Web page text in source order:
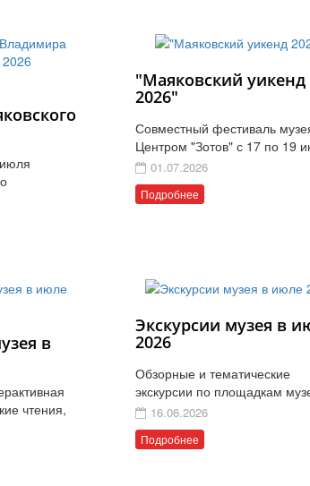
"Маяковский уикенд
2026"
Совместный фестиваль
Центром "Зотов" с 17 по 19
01.07.2026
Подробнее
в
чтения,
Экскурсии музея в
2026
Обзорные и тематические
экскурсии по площадкам
16.06.2026
Подробнее